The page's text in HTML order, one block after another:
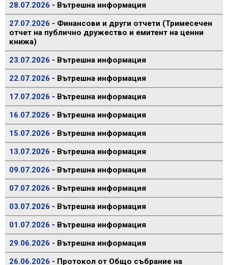
28.07.2026 - Вътрешна информация
27.07.2026 - Финансови и други отчети (Тримесечен
отчет на публично дружество и емитент на ценни
книжа)
23.07.2026 - Вътрешна информация
22.07.2026 - Вътрешна информация
17.07.2026 - Вътрешна информация
16.07.2026 - Вътрешна информация
15.07.2026 - Вътрешна информация
13.07.2026 - Вътрешна информация
09.07.2026 - Вътрешна информация
07.07.2026 - Вътрешна информация
03.07.2026 - Вътрешна информация
01.07.2026 - Вътрешна информация
29.06.2026 - Вътрешна информация
26.06.2026 - Протокол от Общо събрание на